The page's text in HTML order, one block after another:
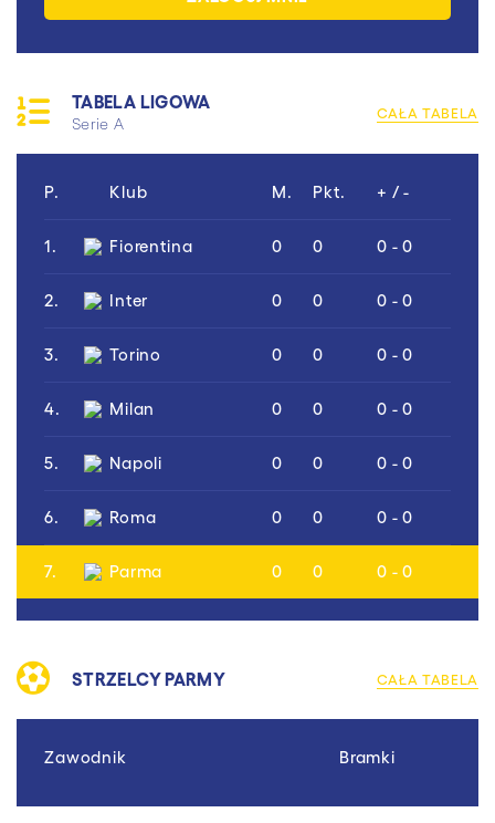
TABELA LIGOWA
Serie A
CAŁA TABELA
P. Klub M. Pkt. + / -
1. Fiorentina 0 0 0 - 0
2. Inter 0 0 0 - 0
3. Torino 0 0 0 - 0
4. Milan 0 0 0 - 0
5. Napoli 0 0 0 - 0
6. Roma 0 0 0 - 0
7. Parma 0 0 0 - 0
STRZELCY PARMY CAŁA TABELA
Zawodnik Bramki